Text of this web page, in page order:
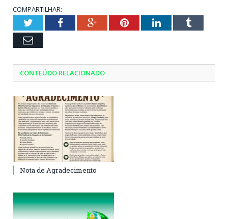
COMPARTILHAR:
TwitterFacebookGoogle+PinterestLinkedInTumblr
Email
CONTEÚDO RELACIONADO
Nota de Agradecimento